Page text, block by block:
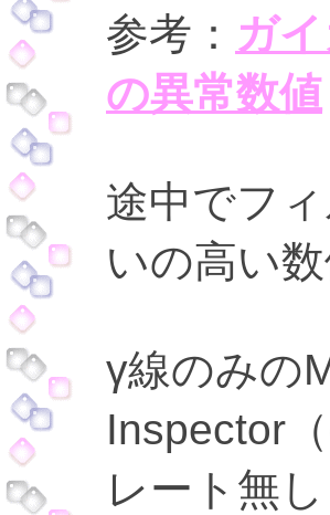
参考： ガ
の異常数値
途中でフ
いの高い
γ線のみの
Inspector
レート無